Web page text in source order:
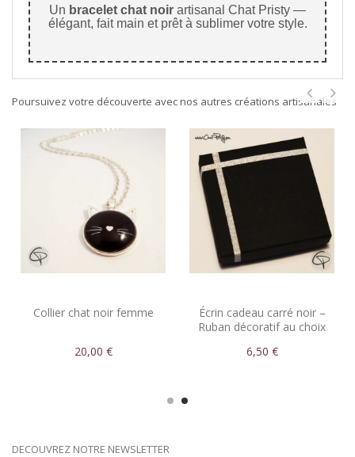
Un bracelet chat noir artisanal Chat Pristy —
élégant, fait main et prêt à sublimer votre style.
Poursuivez votre découverte avec nos autres créations artisanales
Collier chat noir femme
20,00 €
Écrin cadeau carré noir –
Ruban décoratif au choix
6,50 €
DECOUVREZ NOTRE NEWSLETTER